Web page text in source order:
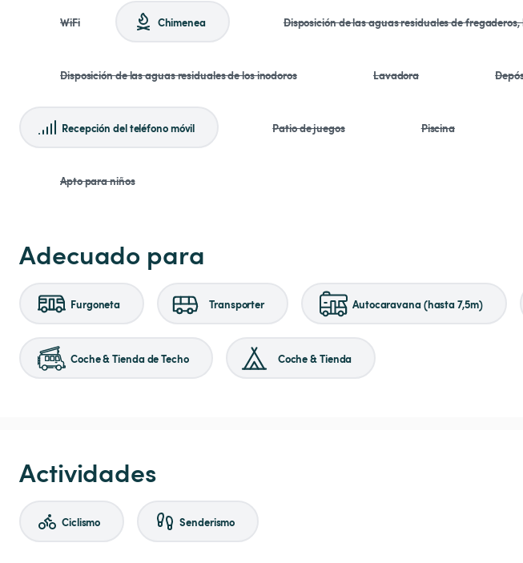
WiFi Chimenea Disposición de las aguas residuales de
Disposición de las aguas residuales de los inodoros Lavadora
Recepción del teléfono móvil Patio de juegos Piscina
Apto para niños
Adecuado para
Furgoneta Transporter Autocaravana (hasta 7,5m)
Coche & Tienda de Techo Coche & Tienda
Actividades
Ciclismo Senderismo